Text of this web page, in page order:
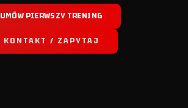
UMÓW PIERWSZY TRENING
KONTAKT / ZAPYTAJ